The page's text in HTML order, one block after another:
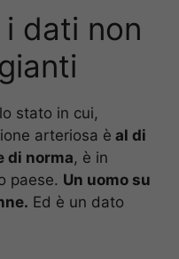
dati non
stato in cui,
arteriosa è al di
di norma, è in
paese. Un uomo su
Ed è un dato